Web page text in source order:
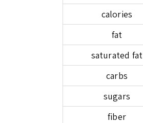
calories
fat
saturated fat
carbs
sugars
fiber